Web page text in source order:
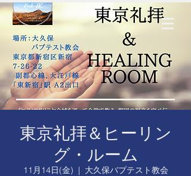
東京礼拝＆ヒーリン
グ・ルーム
11月14日(金)
  |
大久保バプテスト教会